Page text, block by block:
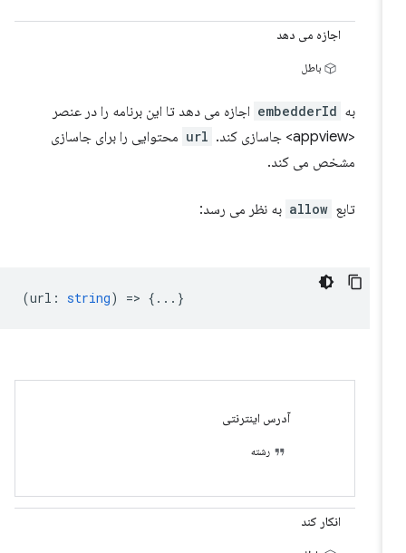
اجازه می دهد
باطل
embedderId اجازه می دهد تا این برنامه را در عنصر
url محتوایی را برای جاسازی
مشخص می کند.
تابع allow به نظر می رسد:
(url: string) => {...}
آدرس اینترنتی
رشته
انکار کند